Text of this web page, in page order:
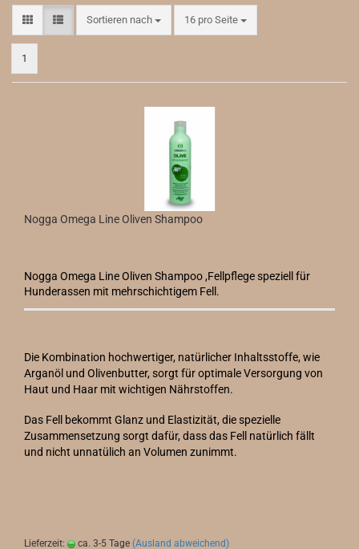
Sortieren nach
Sortieren nach 16 pro Seite
pro Seite
1
Nogga Omega Line Oliven Shampoo
Nogga Omega Line Oliven Shampoo ,Fellpflege speziell für
Hunderassen mit mehrschichtigem Fell.
Die Kombination hochwertiger, natürlicher Inhaltsstoffe, wie
Arganöl und Olivenbutter, sorgt für optimale Versorgung von
Haut und Haar mit wichtigen Nährstoffen.
Das Fell bekommt Glanz und Elastizität, die spezielle
Zusammensetzung sorgt dafür, dass das Fell natürlich fällt
und nicht unnatülich an Volumen zunimmt.
Lieferzeit: ca. 3-5 Tage (Ausland abweichend)